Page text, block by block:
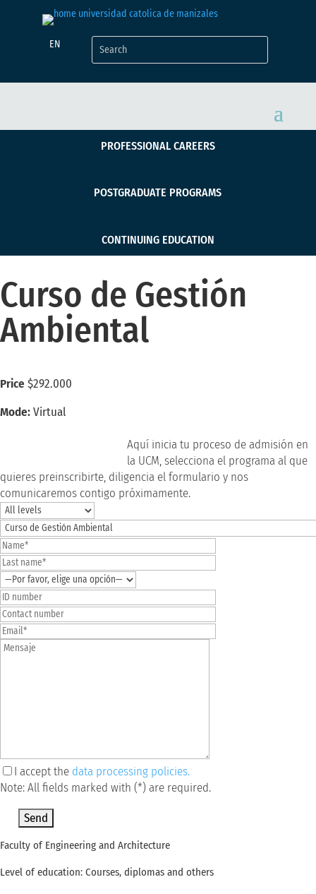
EN
PROFESSIONAL CAREERS
POSTGRADUATE PROGRAMS
CONTINUING EDUCATION
Curso de Gestión
Ambiental
Price $292.000
Mode:Virtual
Aquí inicia tu proceso de admisión en
la UCM, selecciona el programa al que
quieres preinscribirte, diligencia el formulario y nos
comunicaremos contigo próximamente.
I accept the data processing policies.
Note: All fields marked with (*) are required.
Faculty of Engineering and Architecture
Level of education: Courses, diplomas and others